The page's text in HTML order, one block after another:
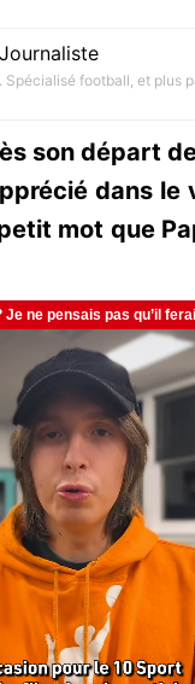
Journaliste
Spécialisé football, et plus
son départ
dans le
mot que